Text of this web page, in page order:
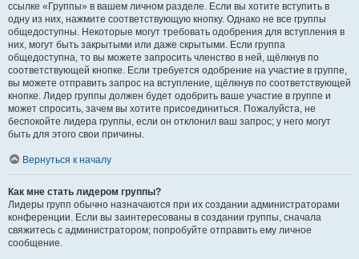
ссылке «Группы» в вашем личном разделе. Если вы хотите вступить в
одну из них, нажмите соответствующую кнопку. Однако не все группы
общедоступны. Некоторые могут требовать одобрения для вступления в
них, могут быть закрытыми или даже скрытыми. Если группа
общедоступна, то вы можете запросить членство в ней, щёлкнув по
соответствующей кнопке. Если требуется одобрение на участие в группе,
вы можете отправить запрос на вступление, щёлкнув по соответствующей
кнопке. Лидер группы должен будет одобрить ваше участие в группе и
может спросить, зачем вы хотите присоединиться. Пожалуйста, не
беспокойте лидера группы, если он отклонил ваш запрос; у него могут
быть для этого свои причины.
Вернуться к началу
Как мне стать лидером группы?
Лидеры групп обычно назначаются при их создании администраторами
конференции. Если вы заинтересованы в создании группы, сначала
свяжитесь с администратором; попробуйте отправить ему личное
сообщение.